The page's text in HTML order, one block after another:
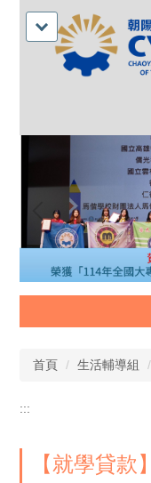
首頁 生活輔導組
:::
【就學貸